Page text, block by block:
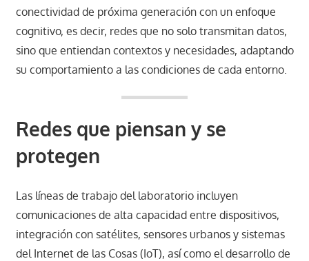
conectividad de próxima generación con un enfoque
cognitivo, es decir, redes que no solo transmitan datos,
sino que entiendan contextos y necesidades, adaptando
su comportamiento a las condiciones de cada entorno.
Redes que piensan y se
protegen
Las líneas de trabajo del laboratorio incluyen
comunicaciones de alta capacidad entre dispositivos,
integración con satélites, sensores urbanos y sistemas
del Internet de las Cosas (IoT), así como el desarrollo de